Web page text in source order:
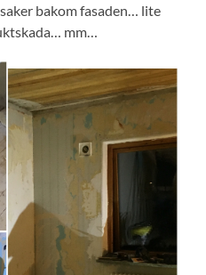
bakom fasaden… lite
mm…